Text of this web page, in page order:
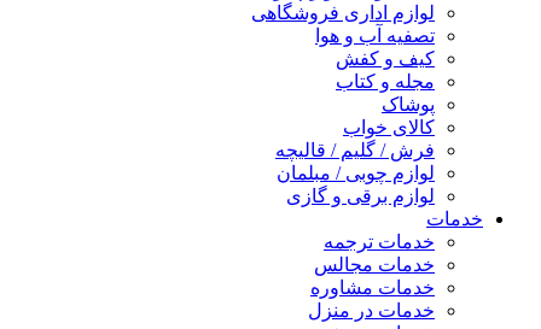
لوازم اداری فروشگاهی
تصفیه آب و هوا
کیف و کفش
مجله و کتاب
پوشاک
کالای خواب
فرش / گلیم / قالیچه
لوازم چوبی / مبلمان
لوازم برقی و گازی
خدمات
خدمات ترجمه
خدمات مجالس
خدمات مشاوره
خدمات در منزل